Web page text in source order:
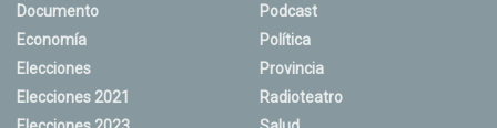
Documento
Economía
Elecciones
Elecciones 2021
Podcast
Política
Provincia
Radioteatro